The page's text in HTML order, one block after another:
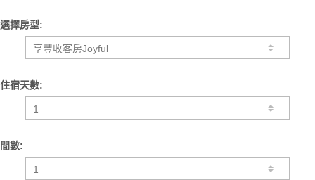
選擇房型:
住宿天數:
間數: